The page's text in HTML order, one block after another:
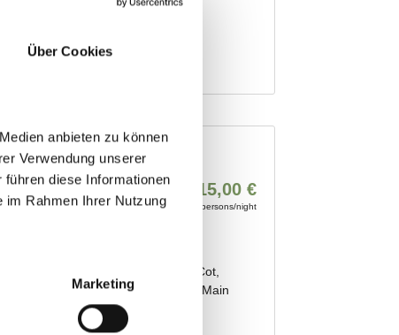
Über Cookies
anbieten zu können
Verwendung unserer
diese Informationen
im Rahmen Ihrer Nutzung
Marketing